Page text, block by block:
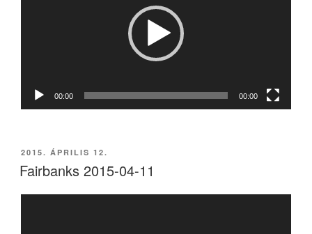
00:00 00:00
BEKÜLDVE:
2015. ÁPRILIS 12.
Fairbanks 2015-04-11